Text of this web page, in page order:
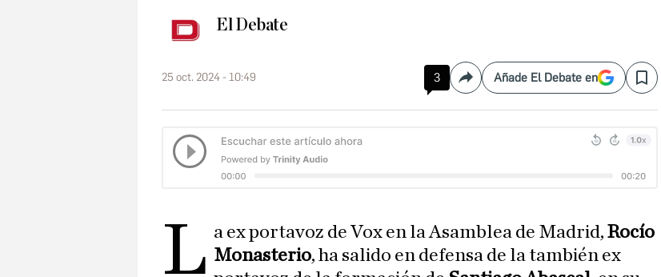
El Debate
25 oct. 2024 - 10:49 3 CompartirAñade El Debate en Save
L a ex portavoz de Vox en la Asamblea de Madrid,Rocío
Monasterio, ha salido en defensa de la también ex